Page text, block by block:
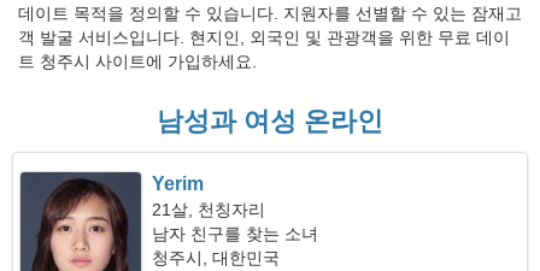
데이트 목적을 정의할 수 있습니다. 지원자를 선별할 수 있는 잠재고
객 발굴 서비스입니다. 현지인, 외국인 및 관광객을 위한 무료 데이
트 청주시 사이트에 가입하세요.
남성과 여성 온라인
Yerim
21살, 천칭자리
남자 친구를 찾는 소녀
청주시, 대한민국